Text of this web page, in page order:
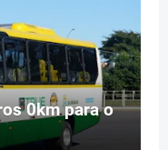
0km para o